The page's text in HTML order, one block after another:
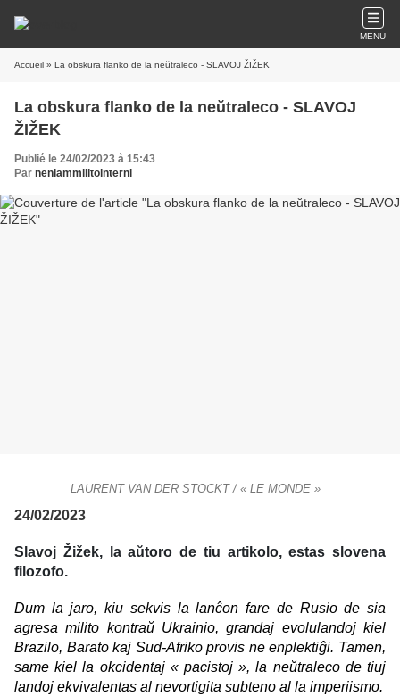
MENU
Accueil » La obskura flanko de la neŭtraleco - SLAVOJ ŽIŽEK
La obskura flanko de la neŭtraleco - SLAVOJ
ŽIŽEK
Publié le 24/02/2023 à 15:43
Par neniammilitointerni
LAURENT VAN DER STOCKT / « LE MONDE »
24/02/2023
Slavoj Žižek, la aŭtoro de tiu artikolo, estas slovena
filozofo.
Dum la jaro, kiu sekvis la lanĉon fare de Rusio de sia
agresa milito kontraŭ Ukrainio, grandaj evolulandoj kiel
Brazilo, Barato kaj Sud-Afriko provis ne enplektiĝi. Tamen,
same kiel la okcidentaj « pacistoj », la neŭtraleco de tiuj
landoj ekvivalentas al nevortigita subteno al la imperiismo.